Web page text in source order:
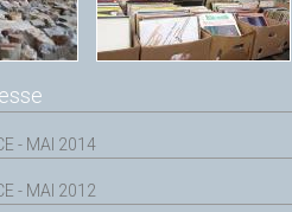
- MAI 2014
- MAI 2012